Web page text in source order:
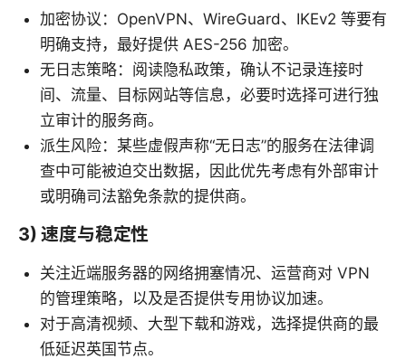
加密协议：OpenVPN、WireGuard、IKEv2 等要有
明确支持，最好提供 AES-256 加密。
无日志策略：阅读隐私政策，确认不记录连接时
间、流量、目标网站等信息，必要时选择可进行独
立审计的服务商。
派生风险：某些虚假声称“无日志”的服务在法律调
查中可能被迫交出数据，因此优先考虑有外部审计
或明确司法豁免条款的提供商。
3) 速度与稳定性
关注近端服务器的网络拥塞情况、运营商对 VPN
的管理策略，以及是否提供专用协议加速。
对于高清视频、大型下载和游戏，选择提供商的最
低延迟英国节点。